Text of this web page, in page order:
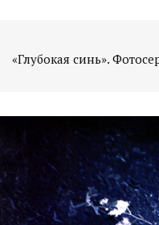
«Глубокая синь».